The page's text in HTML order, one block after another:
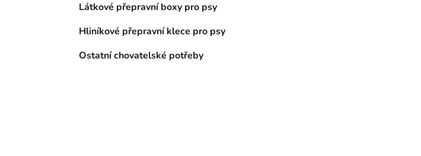
Látkové přepravní boxy pro psy
Hliníkové přepravní klece pro psy
Ostatní chovatelské potřeby